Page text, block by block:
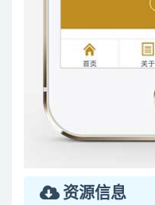
资源信息